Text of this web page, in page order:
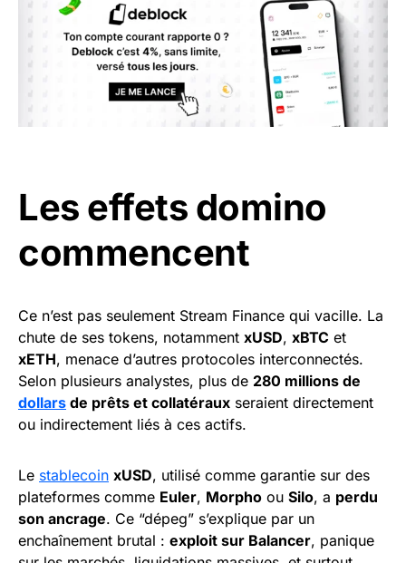
Les effets domino
commencent
Ce n’est pas seulement Stream Finance qui vacille. La
chute de ses tokens, notamment xUSD, xBTC et
xETH, menace d’autres protocoles interconnectés.
Selon plusieurs analystes, plus de 280 millions de
dollars de prêts et collatéraux seraient directement
ou indirectement liés à ces actifs.
Le stablecoin xUSD, utilisé comme garantie sur des
plateformes comme Euler, Morpho ou Silo, a perdu
son ancrage. Ce “dépeg” s’explique par un
enchaînement brutal : exploit sur Balancer, panique